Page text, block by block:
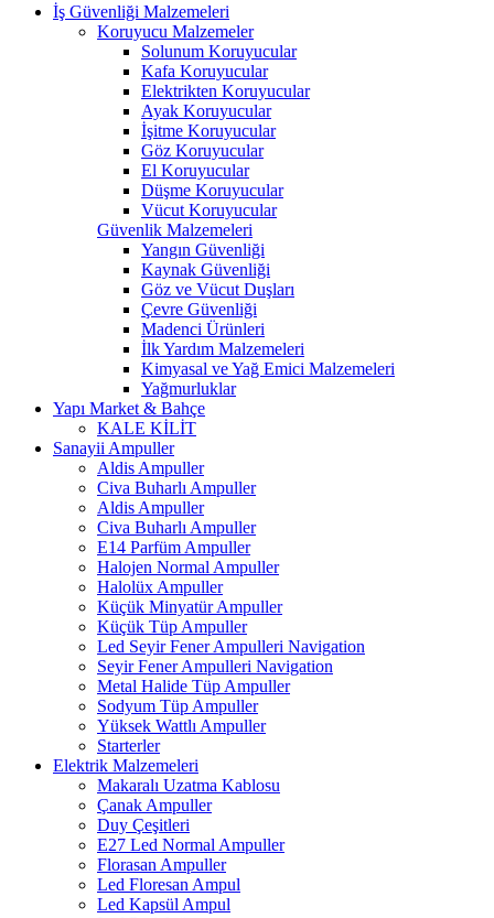
İş Güvenliği Malzemeleri
Koruyucu Malzemeler
Solunum Koruyucular
Kafa Koruyucular
Elektrikten Koruyucular
Ayak Koruyucular
İşitme Koruyucular
Göz Koruyucular
El Koruyucular
Düşme Koruyucular
Vücut Koruyucular
Güvenlik Malzemeleri
Yangın Güvenliği
Kaynak Güvenliği
Göz ve Vücut Duşları
Çevre Güvenliği
Madenci Ürünleri
İlk Yardım Malzemeleri
Kimyasal ve Yağ Emici Malzemeleri
Yağmurluklar
Yapı Market & Bahçe
KALE KİLİT
Sanayii Ampuller
Aldis Ampuller
Civa Buharlı Ampuller
Aldis Ampuller
Civa Buharlı Ampuller
E14 Parfüm Ampuller
Halojen Normal Ampuller
Halolüx Ampuller
Küçük Minyatür Ampuller
Küçük Tüp Ampuller
Led Seyir Fener Ampulleri Navigation
Seyir Fener Ampulleri Navigation
Metal Halide Tüp Ampuller
Sodyum Tüp Ampuller
Yüksek Wattlı Ampuller
Starterler
Elektrik Malzemeleri
Makaralı Uzatma Kablosu
Çanak Ampuller
Duy Çeşitleri
E27 Led Normal Ampuller
Florasan Ampuller
Led Floresan Ampul
Led Kapsül Ampul